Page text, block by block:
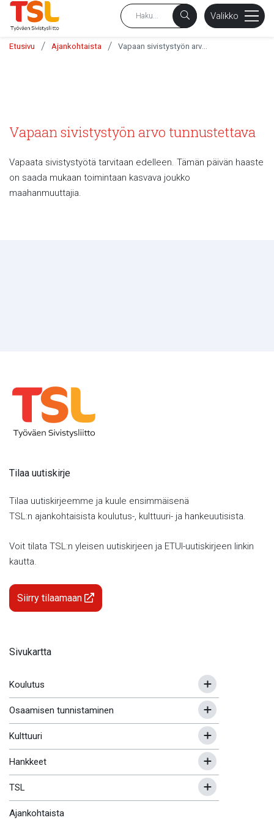
Valikko
Etusivu / Ajankohtaista /
Vapaan sivistystyön arvo tunnustettava
Vapaata sivistystyötä tarvitaan edelleen. Tämän päivän haaste
on saada mukaan toimintaan kasvava joukko
maahanmuuttajia.
Tilaa uutiskirje
Tilaa uutiskirjeemme ja kuule ensimmäisenä
TSL:n ajankohtaisista koulutus-, kulttuuri- ja hankeuutisista.
Voit tilata TSL:n yleisen uutiskirjeen ja ETUI-uutiskirjeen linkin
kautta.
Siirry tilaamaan
Sivukartta
Koulutus
Osaamisen tunnistaminen
Kulttuuri
Hankkeet
TSL
Ajankohtaista